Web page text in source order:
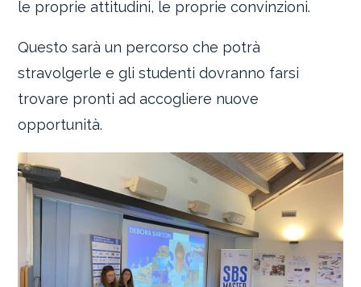
le proprie attitudini, le proprie convinzioni.
Questo sarà un percorso che potrà
stravolgerle e gli studenti dovranno farsi
trovare pronti ad accogliere nuove
opportunità.